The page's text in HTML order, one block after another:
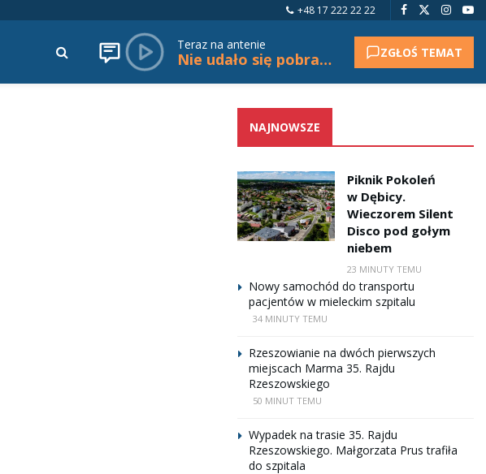
+48 17 222 22 22
Teraz na antenie
Nie udało się pobrać tytułu. ZGŁOŚ TEMAT
NAJNOWSZE
Piknik Pokoleń
w Dębicy.
Wieczorem Silent
Disco pod gołym
niebem
23 MINUTY TEMU
Nowy samochód do transportu
pacjentów w mieleckim szpitalu
34 MINUTY TEMU
Rzeszowianie na dwóch pierwszych
miejscach Marma 35. Rajdu
Rzeszowskiego
50 MINUT TEMU
Wypadek na trasie 35. Rajdu
Rzeszowskiego. Małgorzata Prus trafiła
do szpitala